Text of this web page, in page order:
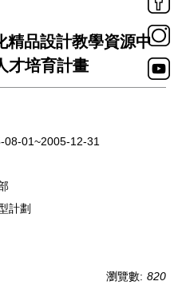
精品設計教學資源中
才培育計畫
08-01~2005-12-31
計劃
瀏覽數: 820